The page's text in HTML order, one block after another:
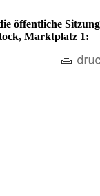
öffentliche
Marktplatz 1: